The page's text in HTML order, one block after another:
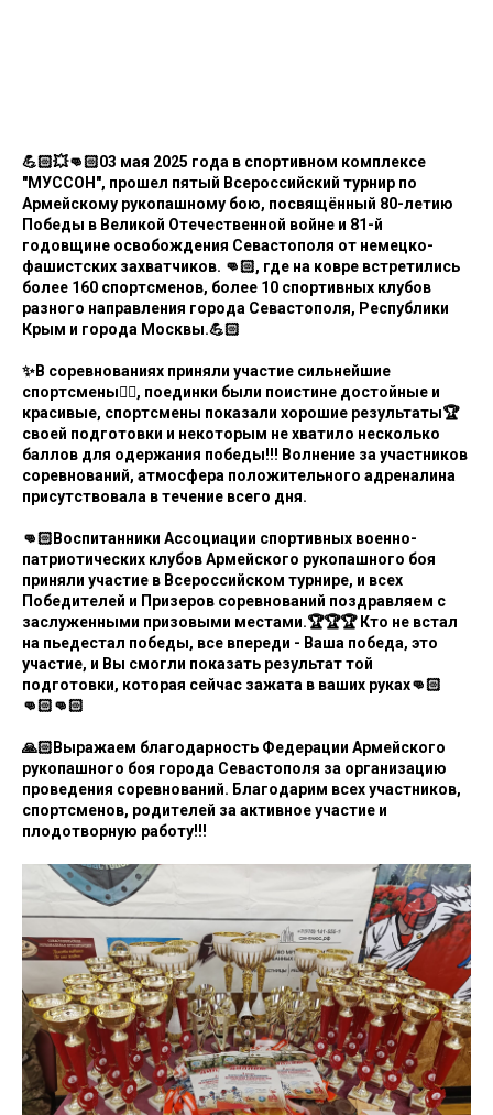
💪🏻💥👊🏻03 мая 2025 года в спортивном комплексе
"МУССОН", прошел пятый Всероссийский турнир по
Армейскому рукопашному бою, посвящённый 80-летию
Победы в Великой Отечественной войне и 81-й
годовщине освобождения Севастополя от немецко-
фашистских захватчиков. 👊🏻, где на ковре встретились
более 160 спортсменов, более 10 спортивных клубов
разного направления города Севастополя, Республики
Крым и города Москвы.💪🏻
✨В соревнованиях приняли участие сильнейшие
спортсмены🤼‍♂, поединки были поистине достойные и
красивые, спортсмены показали хорошие результаты🏆
своей подготовки и некоторым не хватило несколько
баллов для одержания победы!!! Волнение за участников
соревнований, атмосфера положительного адреналина
присутствовала в течение всего дня.
👊🏻Воспитанники Ассоциации спортивных военно-
патриотических клубов Армейского рукопашного боя
приняли участие в Всероссийском турнире, и всех
Победителей и Призеров соревнований поздравляем с
заслуженными призовыми местами.🏆🏆🏆 Кто не встал
на пьедестал победы, все впереди - Ваша победа, это
участие, и Вы смогли показать результат той
подготовки, которая сейчас зажата в ваших руках👊🏻
👊🏻👊🏻
🙏🏻Выражаем благодарность Федерации Армейского
рукопашного боя города Севастополя за организацию
проведения соревнований. Благодарим всех участников,
спортсменов, родителей за активное участие и
плодотворную работу!!!